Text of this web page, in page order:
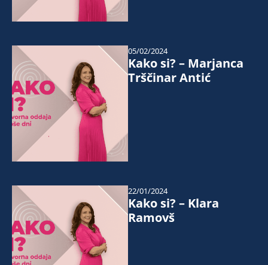
Kako si? – Marjanca
Trščinar Antić
05/02/2024
Kako si? – Klara
Ramovš
22/01/2024